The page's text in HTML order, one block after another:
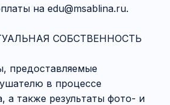
на edu@msablina.ru.
СОБСТВЕННОСТЬ
предоставляемые
в процессе
а также результаты фото- и